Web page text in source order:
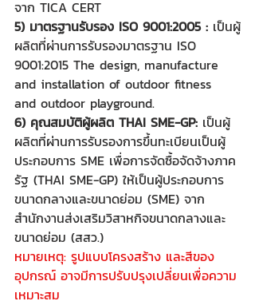
จาก TICA CERT
5) มาตรฐานรับรอง ISO 9001:2005 : เป็นผู้
ผลิตที่ผ่านการรับรองมาตรฐาน ISO
9001:2015 The design, manufacture
and installation of outdoor fitness
and outdoor playground.
6) คุณสมบัติผู้ผลิต THAI SME-GP: เป็นผู้
ผลิตที่ผ่านการรับรองการขึ้นทะเบียนเป็นผู้
ประกอบการ SME เพื่อการจัดซื้อจัดจ้างภาค
รัฐ (THAI SME-GP) ให้เป็นผู้ประกอบการ
ขนาดกลางและขนาดย่อม (SME) จาก
สำนักงานส่งเสริมวิสาหกิจขนาดกลางและ
ขนาดย่อม (สสว.)
หมายเหตุ: รูปแบบโครงสร้าง และสีของ
อุปกรณ์ อาจมีการปรับปรุงเปลี่ยนเพื่อความ
เหมาะสม